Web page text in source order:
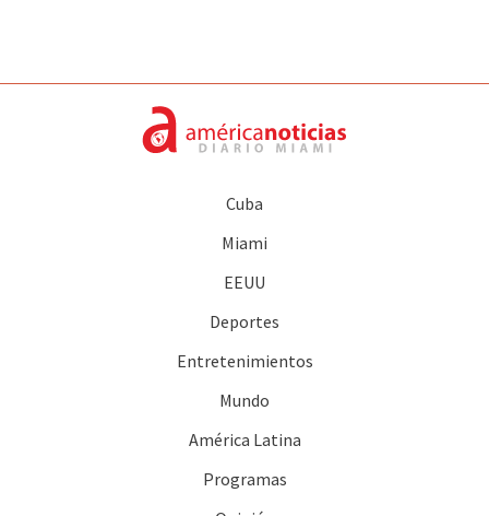
Cuba
Miami
EEUU
Deportes
Entretenimientos
Mundo
América Latina
Programas